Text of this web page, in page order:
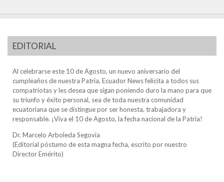
EDITORIAL
Al celebrarse este 10 de Agosto, un nuevo aniversario del
cumpleaños de nuestra Patria, Ecuador News felicita a todos sus
compatriotas y les desea que sigan poniendo duro la mano para que
su triunfo y éxito personal, sea de toda nuestra comunidad
ecuatoriana que se distingue por ser honesta, trabajadora y
responsable. ¡Viva el 10 de Agosto, la fecha nacional de la Patria!
Dr. Marcelo Arboleda Segovia
(Editorial póstumo de esta magna fecha, escrito por nuestro
Director Emérito)